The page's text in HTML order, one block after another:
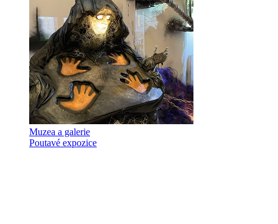
Muzea a galerie
Poutavé expozice